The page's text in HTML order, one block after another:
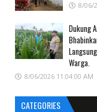
8/06/
Dukung
Warga.
8/06/2026 11:04:00 AM
CATEGORIES